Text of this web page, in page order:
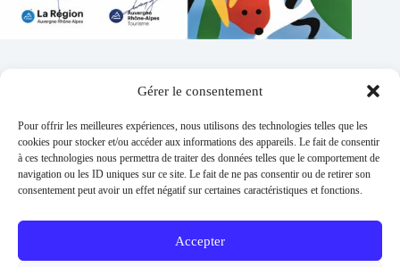
Gérer le consentement
Pour offrir les meilleures expériences, nous utilisons des technologies telles que les
cookies pour stocker et/ou accéder aux informations des appareils. Le fait de consentir
à ces technologies nous permettra de traiter des données telles que le comportement de
navigation ou les ID uniques sur ce site. Le fait de ne pas consentir ou de retirer son
consentement peut avoir un effet négatif sur certaines caractéristiques et fonctions.
Accepter
Addresse :
1 place de l'église 63260 Thuret
Phone:
04 73 97 91 58
E-mail :
Permanences :